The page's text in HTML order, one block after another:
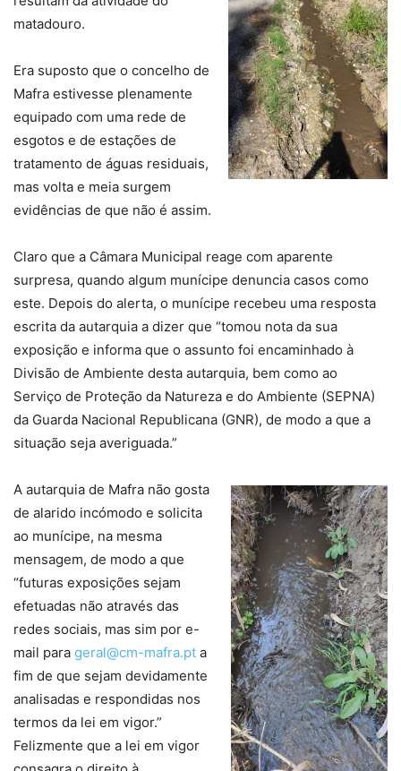
matadouro.
Era suposto que o concelho de
Mafra estivesse plenamente
equipado com uma rede de
esgotos e de estações de
tratamento de águas residuais,
mas volta e meia surgem
evidências de que não é assim.
Claro que a Câmara Municipal reage com aparente
surpresa, quando algum munícipe denuncia casos como
este. Depois do alerta, o munícipe recebeu uma resposta
escrita da autarquia a dizer que “tomou nota da sua
exposição e informa que o assunto foi encaminhado à
Divisão de Ambiente desta autarquia, bem como ao
Serviço de Proteção da Natureza e do Ambiente (SEPNA)
da Guarda Nacional Republicana (GNR), de modo a que a
situação seja averiguada.”
A autarquia de Mafra não gosta
de alarido incómodo e solicita
ao munícipe, na mesma
mensagem, de modo a que
“futuras exposições sejam
efetuadas não através das
redes sociais, mas sim por e-
mail para geral@cm-mafra.pt a
fim de que sejam devidamente
analisadas e respondidas nos
termos da lei em vigor.”
Felizmente que a lei em vigor